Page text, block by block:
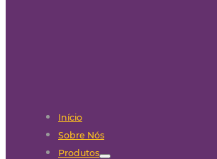
Início
Sobre Nós
Produtos